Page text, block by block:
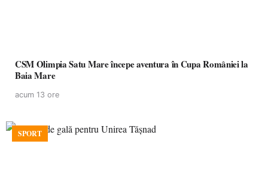
CSM Olimpia Satu Mare începe aventura în Cupa României la
Baia Mare
acum 13 ore
SPORT